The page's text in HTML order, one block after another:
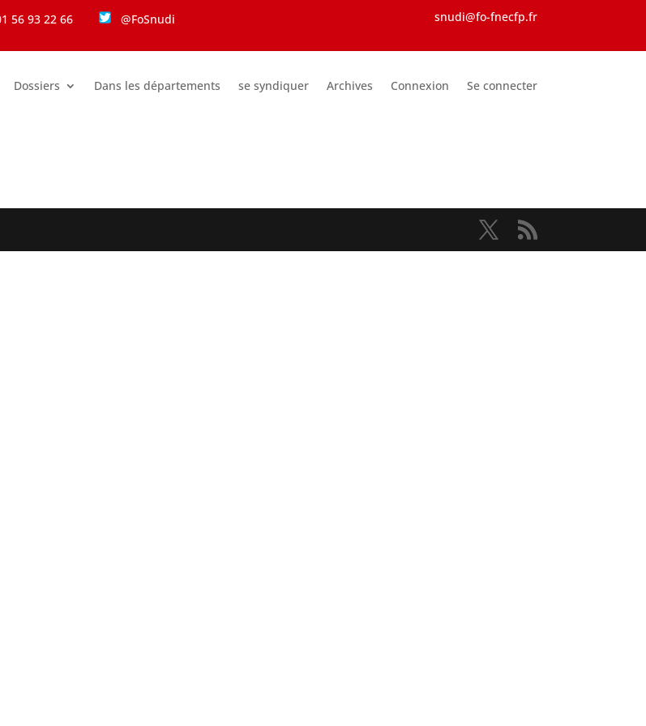
56 93 22 66 @FoSnudi snudi@fo-fnecfp.fr
Dossiers Dans les départements se syndiquer Archives Connexion Se connecter